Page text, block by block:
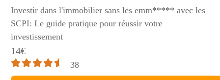
Investir dans l'immobilier sans les emm***** avec les
SCPI: Le guide pratique pour réussir votre
investissement
14€
38